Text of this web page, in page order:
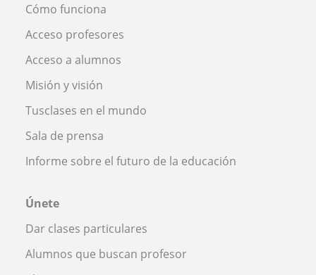
Cómo funciona
Acceso profesores
Acceso a alumnos
Misión y visión
Tusclases en el mundo
Sala de prensa
Informe sobre el futuro de la educación
Únete
Dar clases particulares
Alumnos que buscan profesor